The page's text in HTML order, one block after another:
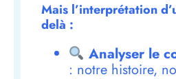
Mais l’interprétation
delà :
Analyser le
: notre histoire,